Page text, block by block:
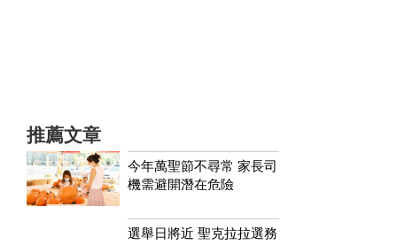
推薦文章
今年萬聖節不尋常 家長司
機需避開潛在危險
選舉日將近 聖克拉拉選務